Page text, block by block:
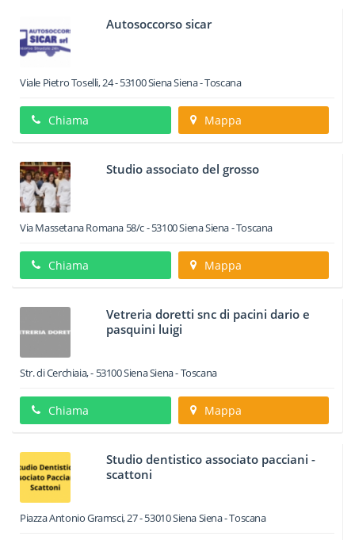
Autosoccorso sicar
Viale Pietro Toselli, 24-53100SienaSiena -Toscana
Chiama Mappa
Studio associato del grosso
Via Massetana Romana 58/c-53100SienaSiena -Toscana
Chiama Mappa
Vetreria doretti snc di pacini dario e
pasquini luigi
Str. di Cerchiaia,- 53100SienaSiena -Toscana
Chiama Mappa
Studio dentistico associato pacciani -
scattoni
Piazza Antonio Gramsci, 27-53010SienaSiena -Toscana